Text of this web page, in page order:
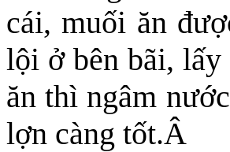
cái, muối ăn
lội ở bên bãi,
ăn thì ngâm
lợn càng tốt.Â